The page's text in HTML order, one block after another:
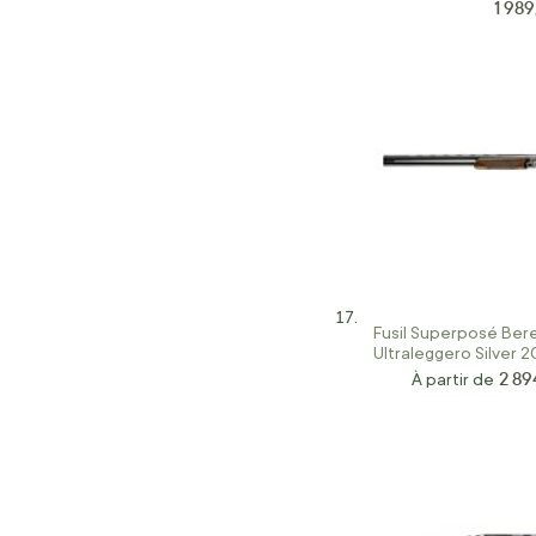
Prix
1
Fusil Superposé
Ultraleggero Silver
À partir de 2